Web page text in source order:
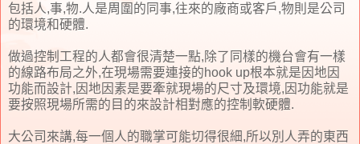
包括人,事,物.人是周圍的同事,往來的廠商或客戶,物則是公司
的環境和硬體.
做過控制工程的人都會很清楚一點,除了同樣的機台會有一樣
的線路布局之外,在現場需要連接的hook up根本就是因地因
功能而設計,因地因素是要牽就現場的尺寸及環境,因功能就是
要按照現場所需的目的來設計相對應的控制軟硬體.
大公司來講,每一個人的職掌可能切得很細,所以別人弄的東西